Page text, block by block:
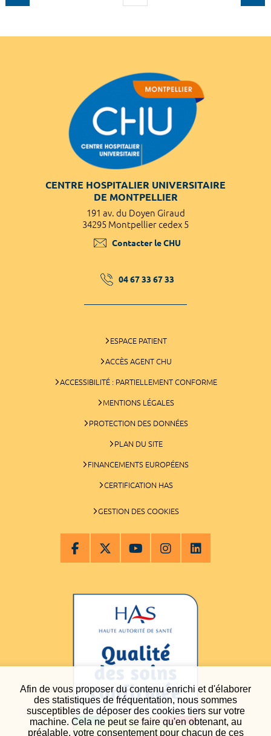
Afin de vous proposer du contenu enrichi et d'élaborer
des statistiques de fréquentation, nous sommes
susceptibles de déposer des cookies tiers sur votre
machine. Cela ne peut se faire qu'en obtenant, au
préalable, votre consentement pour chacun de ces
CENTRE HOSPITALIER UNIVERSITAIRE
DE MONTPELLIER
191 av. du Doyen Giraud
34295 Montpellier cedex 5
Contacter le CHU
04 67 33 67 33
ESPACE PATIENT
ACCÈS AGENT CHU
ACCESSIBILITÉ : PARTIELLEMENT CONFORME
MENTIONS LÉGALES
PROTECTION DES DONNÉES
PLAN DU SITE
FINANCEMENTS EUROPÉENS
CERTIFICATION HAS
GESTION DES COOKIES